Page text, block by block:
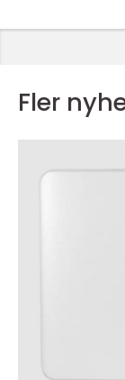
Fler